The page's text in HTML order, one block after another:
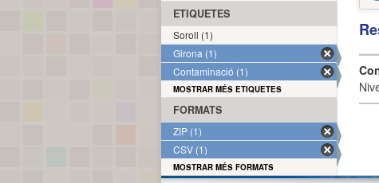
ETIQUETES
Soroll (1)
Girona (1)
Contaminació (1)
MOSTRAR MÉS ETIQUETES
FORMATS
ZIP (1)
CSV (1)
MOSTRAR MÉS FORMATS